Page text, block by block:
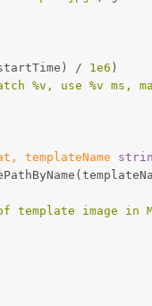
/ 1e6 )
%v, use %v ms,
templateName
template image in